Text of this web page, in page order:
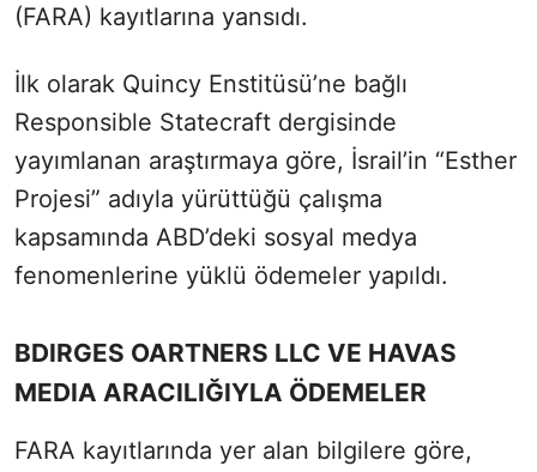
(FARA) kayıtlarına yansıdı.
İlk olarak Quincy Enstitüsü’ne bağlı
Responsible Statecraft dergisinde
yayımlanan araştırmaya göre, İsrail’in “Esther
Projesi” adıyla yürüttüğü çalışma
kapsamında ABD’deki sosyal medya
fenomenlerine yüklü ödemeler yapıldı.
BDIRGES OARTNERS LLC VE HAVAS
MEDIA ARACILIĞIYLA ÖDEMELER
FARA kayıtlarında yer alan bilgilere göre,